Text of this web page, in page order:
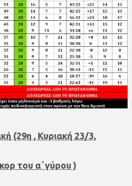
(29η , Κυριακή 23/3,
του α΄γύρου )